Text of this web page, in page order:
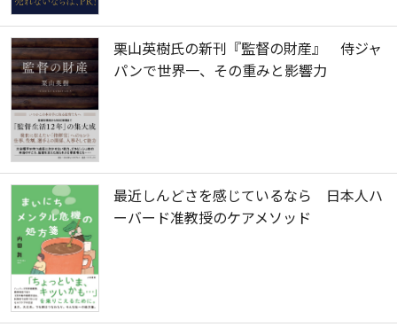
栗山英樹氏の新刊『監督の財産』 侍ジャ
パンで世界一、その重みと影響力
最近しんどさを感じているなら 日本人ハ
ーバード准教授のケアメソッド